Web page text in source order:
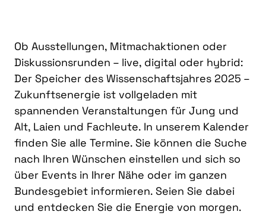
Ob Ausstellungen, Mitmachaktionen oder
Diskussionsrunden – live, digital oder hybrid:
Der Speicher des Wissenschaftsjahres 2025 –
Zukunftsenergie ist vollgeladen mit
spannenden Veranstaltungen für Jung und
Alt, Laien und Fachleute. In unserem Kalender
finden Sie alle Termine. Sie können die Suche
nach Ihren Wünschen einstellen und sich so
über Events in Ihrer Nähe oder im ganzen
Bundesgebiet informieren. Seien Sie dabei
und entdecken Sie die Energie von morgen.